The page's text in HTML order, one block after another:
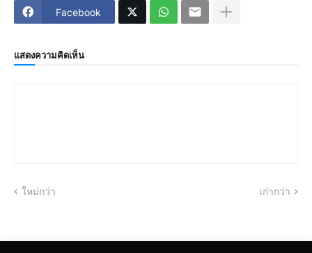
Facebook
แสดงความคิดเห็น
ใหม่กว่า เก่ากว่า